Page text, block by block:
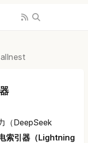
（DeepSeek
索引器（Lightning